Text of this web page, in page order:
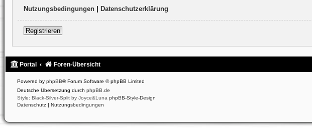
Nutzungsbedingungen| Datenschutzerklärung
Registrieren
Portal Foren-Übersicht
Powered by phpBB® Forum Software © phpBB Limited
Deutsche Übersetzung durch phpBB.de
Style: Black-Silver-Split by Joyce&Luna phpBB-Style-Design
Datenschutz | Nutzungsbedingungen